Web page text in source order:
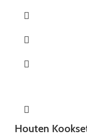
er ijs om uit te lepelen.
Houten